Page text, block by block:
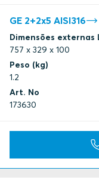
GE 2+2x5 AISI316
Dimensões externas
757 x 329 x 100
Peso (kg)
1.2
Art. No
173630